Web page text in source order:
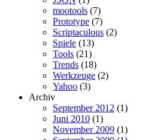
mootools (7)
Prototype (7)
Scriptaculous (2)
Spiele (13)
Tools (21)
Trends (18)
Werkzeuge (2)
Yahoo (3)
Archiv
September 2012 (1)
Juni 2010 (1)
November 2009 (1)